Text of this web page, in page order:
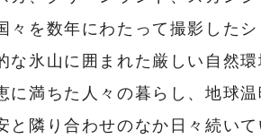
々を数年にわたって撮影した
な氷山に囲まれた厳しい自然
に満ちた人々の暮らし、地球
と隣り合わせのなか日々続い